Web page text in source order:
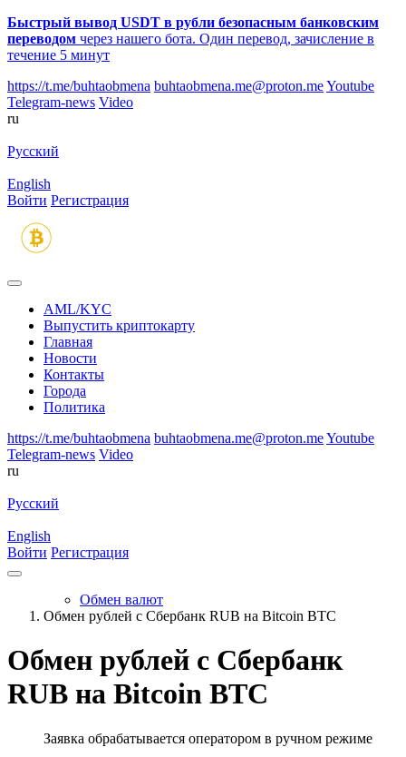
Быстрый вывод USDT в рубли безопасным банковским
переводом через нашего бота. Один перевод, зачисление в
течение 5 минут
https://t.me/buhtaobmena buhtaobmena.me@proton.meYoutube
Telegram-news Video
ru
Русский
English
Войти Регистрация
AML/KYC
Выпустить криптокарту
Главная
Новости
Контакты
Города
Политика
https://t.me/buhtaobmena buhtaobmena.me@proton.meYoutube
Telegram-news Video
ru
Русский
English
Войти Регистрация
Обмен валют
Обмен рублей с Сбербанк RUB на Bitcoin BTC
Обмен рублей с Сбербанк
RUB на Bitcoin BTC
Заявка обрабатывается оператором в ручном режиме